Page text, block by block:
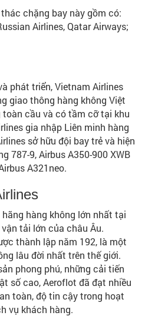
chặng bay này gồm có:
Airlines, Qatar Airways;
phát triển, Vietnam Airlines
giao thông hàng không Việt
cầu và có tầm cỡ tại khu
gia nhập Liên minh hàng
sở hữu đội bay trẻ và hiện
787-9, Airbus A350-900 XWB
A321neo.
hàng không lớn nhất tại
tải lớn của châu Âu.
thành lập năm 192, là một
lâu đời nhất trên thế giới.
phong phú, những cải tiến
số cao, Aeroflot đã đạt nhiều
toàn, độ tin cậy trong hoạt
vụ khách hàng.